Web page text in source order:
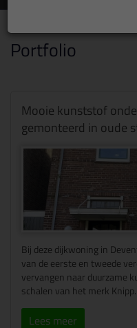
Portfolio
Mooie kunststof
gemonteerd in oude
Bij deze dijkwoning in
van de eerste en tweede
vervangen naar duurzame
schalen van het merk
Lees meer